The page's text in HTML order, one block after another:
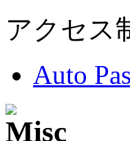
アクセス
Auto